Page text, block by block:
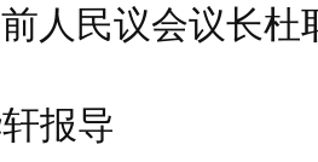
人民议会议长
报导